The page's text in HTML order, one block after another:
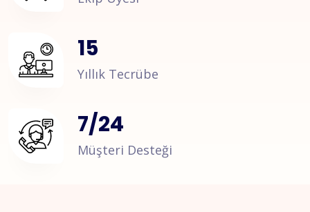
15
Yıllık Tecrübe
7/24
Müşteri Desteği